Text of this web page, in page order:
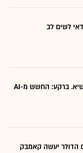
לשים לב
מניית אמדוקס צנחה כ-50% מהשיא. ברקע: החשש מ-AI
הדולר יעשה קאמבק